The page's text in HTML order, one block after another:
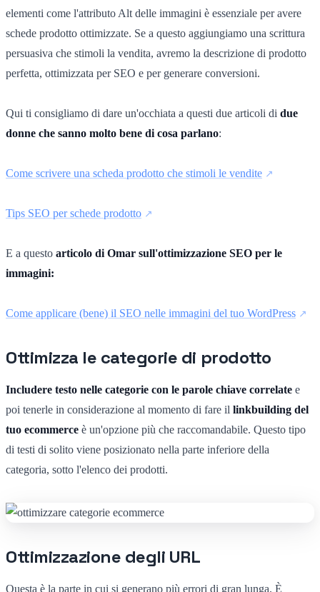
elementi come l'attributo Alt delle immagini è essenziale per avere
schede prodotto ottimizzate. Se a questo aggiungiamo una scrittura
persuasiva che stimoli la vendita, avremo la descrizione di prodotto
perfetta, ottimizzata per SEO e per generare conversioni.
Qui ti consigliamo di dare un'occhiata a questi due articoli di due
donne che sanno molto bene di cosa parlano:
Come scrivere una scheda prodotto che stimoli le vendite
Tips SEO per schede prodotto
E a questo articolo di Omar sull'ottimizzazione SEO per le
immagini:
Come applicare (bene) il SEO nelle immagini del tuo WordPress
Ottimizza le categorie di prodotto
Includere testo nelle categorie con le parole chiave correlate e
poi tenerle in considerazione al momento di fare il linkbuilding del
tuo ecommerce è un'opzione più che raccomandabile. Questo tipo
di testi di solito viene posizionato nella parte inferiore della
categoria, sotto l'elenco dei prodotti.
Ottimizzazione degli URL
Questa è la parte in cui si generano più errori di gran lunga. È